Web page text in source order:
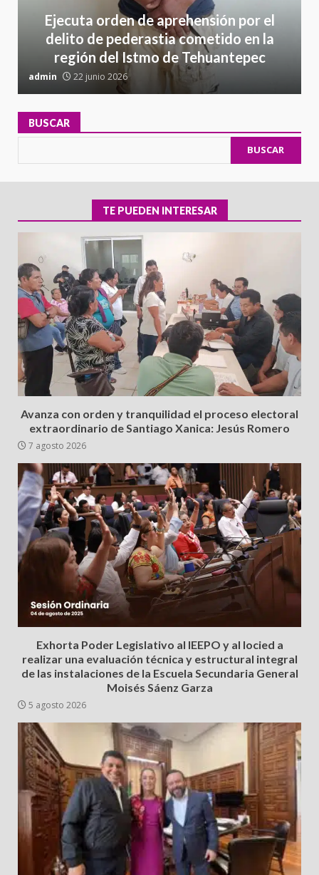
Ejecuta orden de aprehensión por el
delito de pederastia cometido en la
región del Istmo de Tehuantepec
admin 22 junio 2026
BUSCAR
BUSCAR
TE PUEDEN INTERESAR
Avanza con orden y tranquilidad el proceso electoral
extraordinario de Santiago Xanica: Jesús Romero
7 agosto 2026
Exhorta Poder Legislativo al IEEPO y al Iocied a
realizar una evaluación técnica y estructural integral
de las instalaciones de la Escuela Secundaria General
Moisés Sáenz Garza
5 agosto 2026